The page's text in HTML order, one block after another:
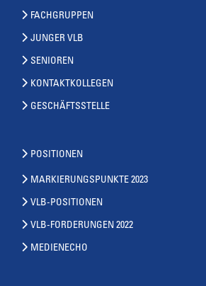
FACHGRUPPEN
JUNGER VLB
SENIOREN
KONTAKTKOLLEGEN
GESCHÄFTSSTELLE
POSITIONEN
MARKIERUNGSPUNKTE 2023
VLB-POSITIONEN
VLB-FORDERUNGEN 2022
MEDIENECHO